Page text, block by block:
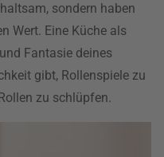
sondern haben
Wert. Eine Küche als
Fantasie deines
gibt, Rollenspiele zu
zu schlüpfen.